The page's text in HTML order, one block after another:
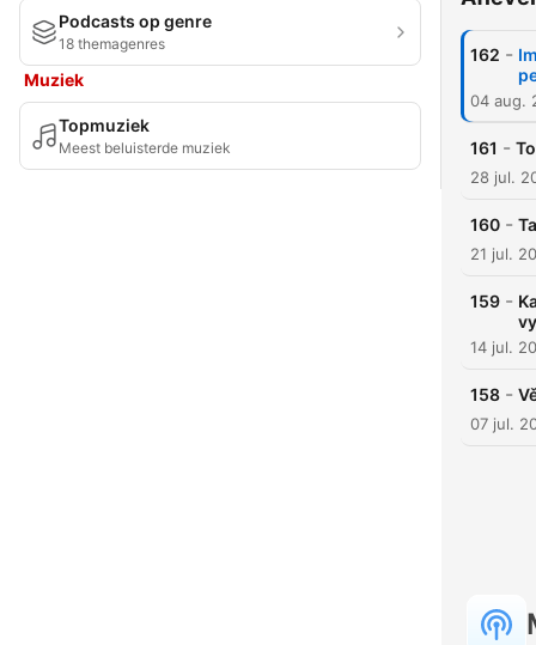
Podcasts op genre
18 themagenres
Muziek
Topmuziek
Meest beluisterde muziek
162 -
04 aug.
161 -
28 jul.
160 -
21 jul.
159 -
14 jul.
158 -
07 jul.